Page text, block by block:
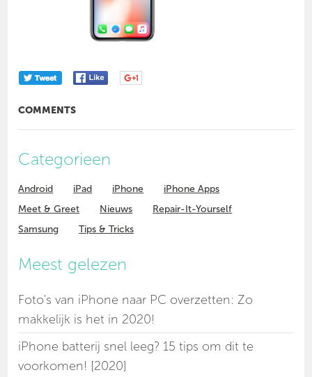
COMMENTS
Categorieen
Android iPad iPhone
iPhone Apps
Meet & Greet
Nieuws
Repair-It-Yourself
Samsung
Tips & Tricks
Meest gelezen
Foto's van iPhone naar PC overzetten: Zo
makkelijk is het in 2020!
iPhone batterij snel leeg? 15 tips om dit te
voorkomen! [2020]